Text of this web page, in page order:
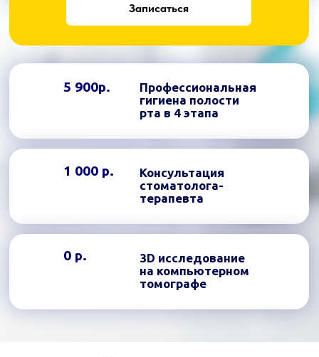
Записаться
Профессиональная
гигиена полости
рта в 4 этапа
5 900р.
Консультация
стоматолога-
терапевта
3D исследование
на компьютерном
томографе
1 000 р.
0 р.